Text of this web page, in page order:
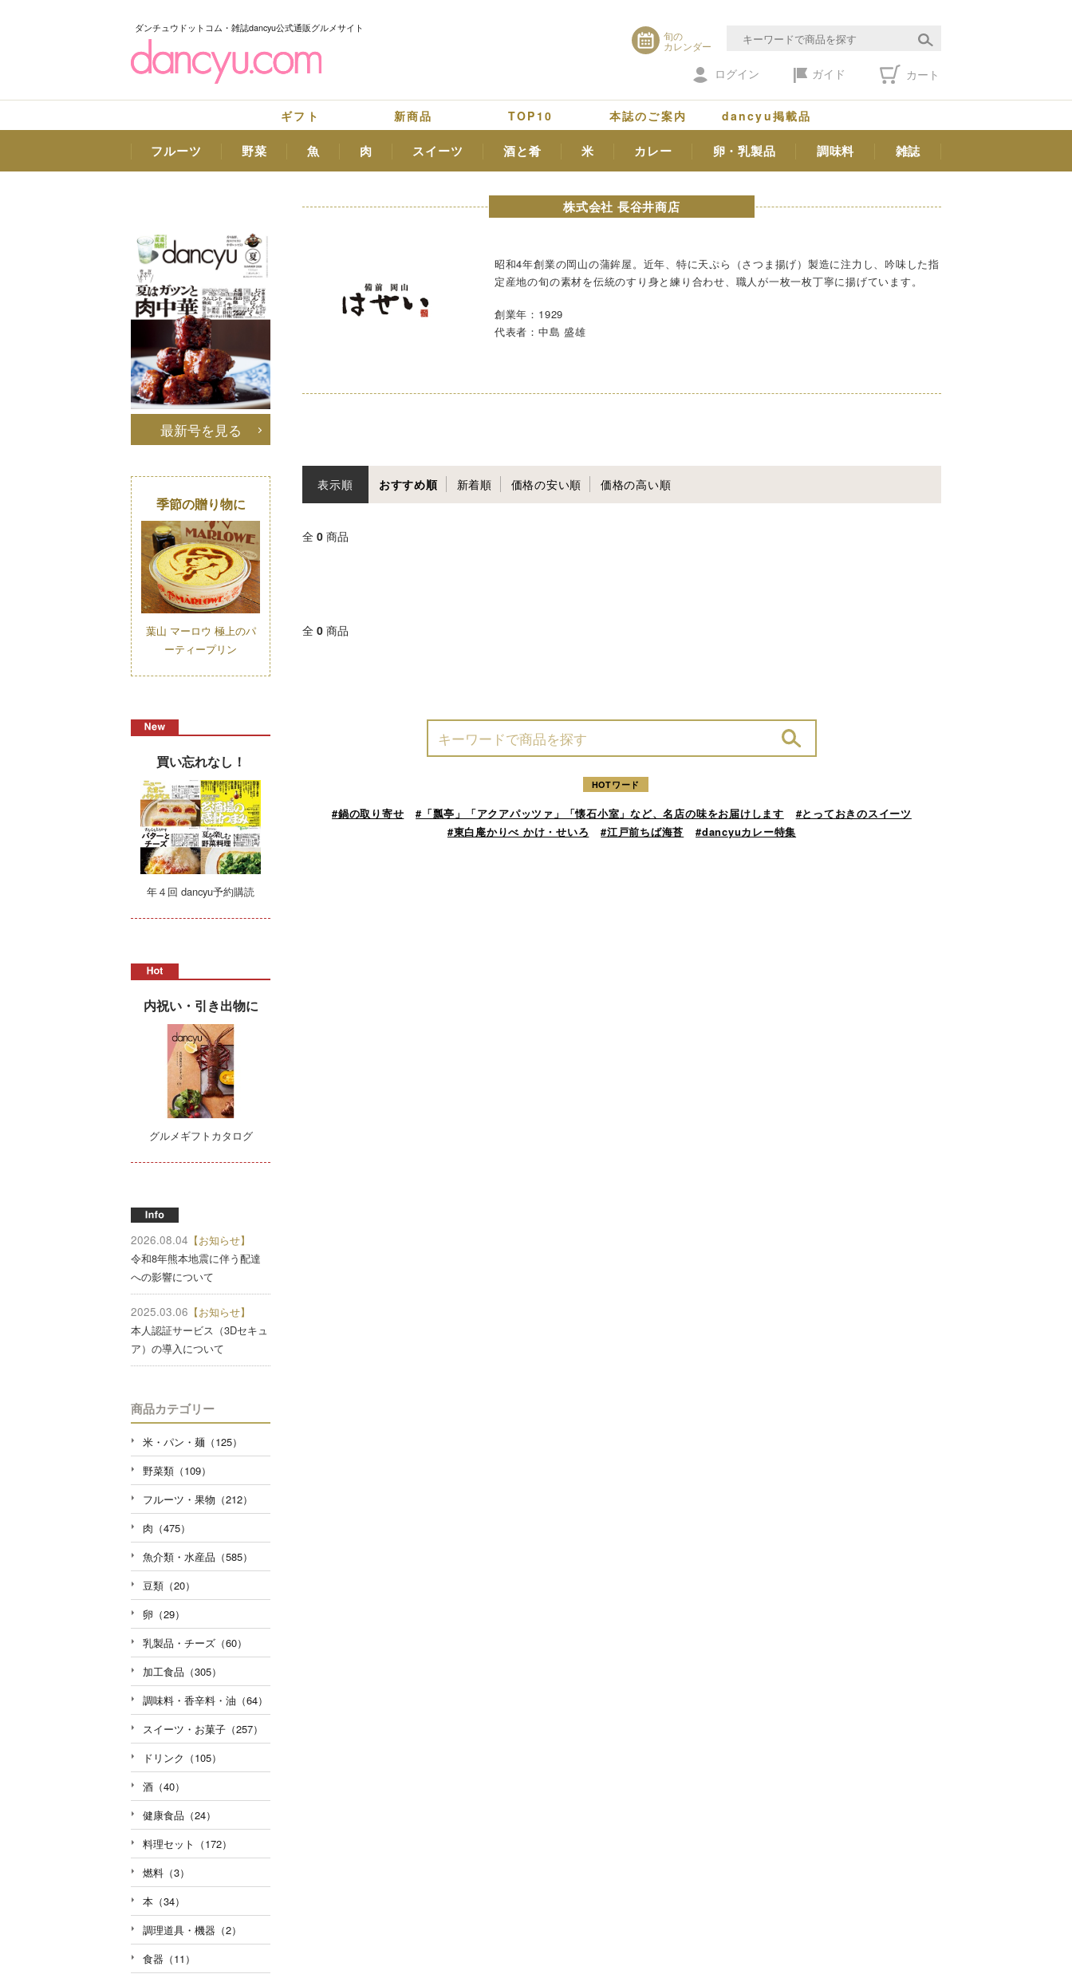
ダンチュウドットコム・雑誌dancyu公式通販グルメサイト
旬の
カレンダー
ログイン ガイド カート
ギフト 新商品 TOP10 本誌のご案内 dancyu掲載品
フルーツ 野菜 魚 肉 スイーツ 酒と肴 米 カレー 卵・乳製品 調味料 雑誌
株式会社 長谷井商店
昭和4年創業の岡山の蒲鉾屋。近年、特に天ぷら（さつま揚げ）製造に注力し、吟味した指
定産地の旬の素材を伝統のすり身と練り合わせ、職人が一枚一枚丁寧に揚げています。
創業年：1929
代表者：中島 盛雄
表示順 おすすめ順 新着順 価格の安い順 価格の高い順
全 0 商品
全 0 商品
HOTワード
#鍋の取り寄せ #「瓢亭」「アクアパッツァ」「懐石小室」など、名店の味をお届けします
#とっておきのスイーツ
#東白庵かりべ かけ・せいろ
#江戸前ちば海苔 #dancyuカレー特集
最新号を見る
季節の贈り物に
葉山 マーロウ 極上のパ
ーティープリン
買い忘れなし！
年４回 dancyu予約購読
内祝い・引き出物に
グルメギフトカタログ
2026.08.04 【お知らせ】
令和8年熊本地震に伴う配達
への影響について
2025.03.06 【お知らせ】
本人認証サービス（3Dセキュ
ア）の導入について
商品カテゴリー
米・パン・麺（125）
野菜類（109）
フルーツ・果物（212）
肉（475）
魚介類・水産品（585）
豆類（20）
卵（29）
乳製品・チーズ（60）
加工食品（305）
調味料・香辛料・油（64）
スイーツ・お菓子（257）
ドリンク（105）
酒（40）
健康食品（24）
料理セット（172）
燃料（3）
本（34）
調理道具・機器（2）
食器（11）